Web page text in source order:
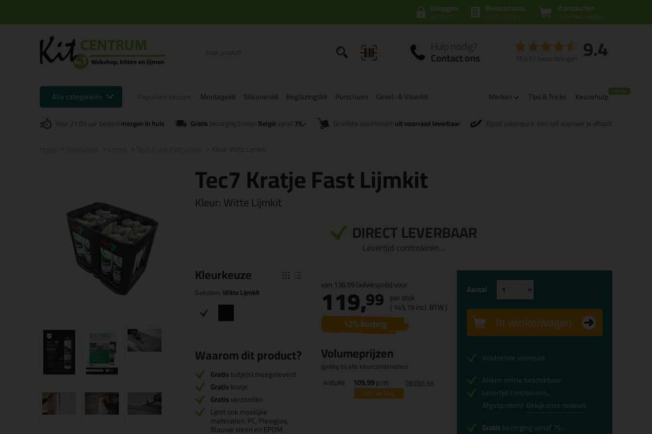
0 producten
in winkelwagen
Bestelstatus
controleren
Inloggen
account
Hulp nodig?
Contact ons 9.4
16.432 beoordelingen
Alle categorieën Montagekit Siliconenkit Beglazingskit Purschuim Gevel- & Vloerkit Merken Tips & Tricks Keuzehulp
Voor 21:00 uur besteldmorgen in huis Gratisbezorging binnenBelgiëvanaf 75,- Grootste assortiment uit voorraad leverbaar Bpost pakjespunt: kies zelf wanneer je afhaalt
Kleur: Witte Lijmkit
Tec7 Kratje Fast Lijmkit
Kleur:Witte Lijmkit
DIRECT LEVERBAAR
Levertijd controleren...
Kleurkeuze
Gekozen:Witte Lijmkit
Waarom dit product?
Gratistuitje(s) meegeleverd
Gratiskratje
Gratisverzonden
Lijmt ook moeilijke
materialen: PC, Plexiglas,
Blauwe steen en EPDM
van 136,99(adviesprijs) voor
119,99 per stuk
( 145,19incl. BTW )
12% korting
Volumeprijzen
(geldig bij alle kleurcombinaties)
4stuks 109,99p/st
20%korting
bestel 4x
Aantal
In winkelwagen
Voldoende voorraad
Alleen online beschikbaar
Levertijd controleren...
Afgesproken! Bekijk onze reviews
Gratisbezorging vanaf 75,-